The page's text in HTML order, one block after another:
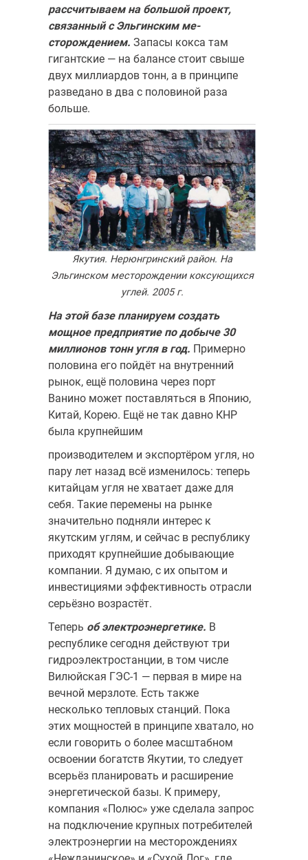
рассчитываем на большой проект,
связанный с Эльгинским ме­
сторождением. Запасы кокса там
гигантские — на балансе стоит свыше
двух миллиардов тонн, а в принципе
разведано в два с половиной раза
больше.
Якутия. Нерюнгринский район. На
Эльгинском месторождении коксующихся
углей. 2005 г.
На этой базе планируем создать
мощное предприятие по добыче 30
миллионов тонн угля в год. Примерно
половина его пойдёт на внутренний
рынок, ещё половина через порт
Ванино может постав­ляться в Японию,
Китай, Корею. Ещё не так давно КНР
была крупнейшим
производителем и экспортёром угля, но
пару лет назад всё изменилось: теперь
китайцам угля не хватает даже для
себя. Такие перемены на рын­ке
значительно подняли интерес к
якутским углям, и сейчас в республи­ку
приходят крупнейшие добывающие
компании. Я думаю, с их опытом и
инвестициями эффективность отрасли
серьёзно возрастёт.
Теперь об электроэнергетике. В
республике сегодня действуют три
гидроэлектростанции, в том числе
Вилюйская ГЭС-1 — первая в мире на
вечной мерзлоте. Есть также
несколько тепловых станций. Пока
этих мощностей в принципе хватало, но
если говорить о более масштабном
освоении богатств Якутии, то следует
всерьёз планировать и расшире­ние
энергетической базы. К примеру,
компания «Полюс» уже сделала запрос
на подключение крупных потребителей
электроэнергии на ме­сторождениях